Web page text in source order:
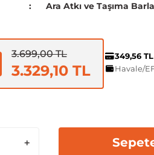
Ara Atkı ve Taşıma
3.699,00 TL
3.329,10 TL
349,56 TL
Havale/